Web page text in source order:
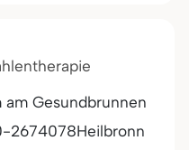
Gesundbrunnen
2674078Heilbronn